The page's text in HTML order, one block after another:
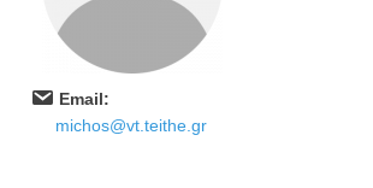
Email:
michos@vt.teithe.gr